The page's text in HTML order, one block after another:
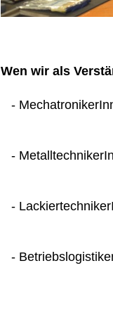
Wen wir als
-
-
-
-